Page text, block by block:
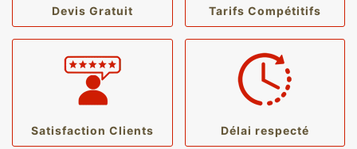
Devis Gratuit Tarifs Compétitifs
Satisfaction Clients Délai respecté